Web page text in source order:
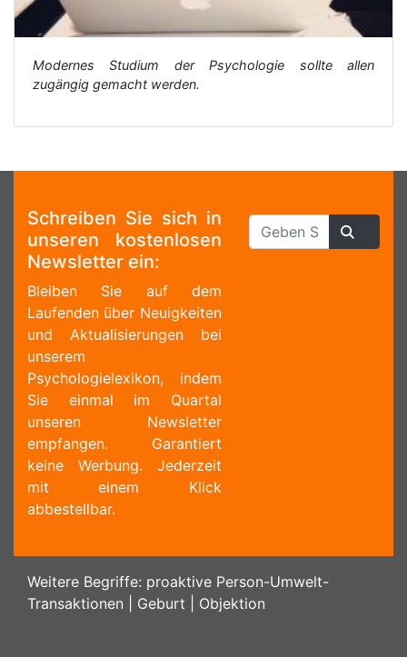
Modernes Studium der Psychologie sollte allen
zugängig gemacht werden.
Schreiben Sie sich in
unseren kostenlosen
Newsletter ein:
Bleiben Sie auf dem
Laufenden über Neuigkeiten
und Aktualisierungen bei
unserem
Psychologielexikon, indem
Sie einmal im Quartal
unseren Newsletter
empfangen. Garantiert
keine Werbung. Jederzeit
mit einem Klick
abbestellbar.
Weitere Begriffe: proaktive Person-Umwelt-
Transaktionen
Geburt Objektion